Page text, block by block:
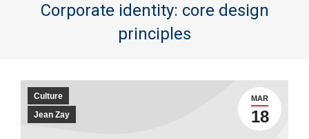
Corporate identity: core design
principles
MAR
18
Culture
Jean Zay